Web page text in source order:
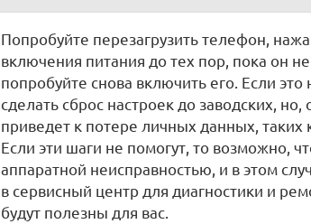
Попробуйте перезагрузить телефон,
включения питания до тех пор, пока он
попробуйте снова включить его. Если
сделать сброс настроек до заводских,
приведет к потере личных данных, таких
Если эти шаги не помогут, то возможно,
аппаратной неисправностью, и в этом
в сервисный центр для диагностики и
будут полезны для вас.